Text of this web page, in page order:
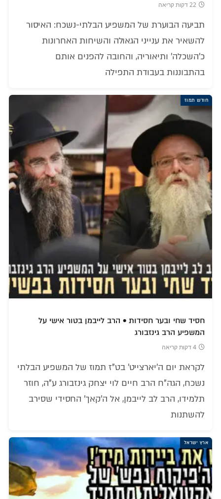
22 דקות קריאה
תביעה הבוערת של המשפיע הבלתי-נשכח: האיסור
להשאיר את ענייני הגאולה והשיחות האחרונות
כ'השכלה' ותיאוריה, והחובה להפנים אותם
בהתבוננות בעבודת התפילה
חודש תמוז
חסיד שחי ובער חסידות • הרב לייבמן בטור אישי על
המשפיע הרב גינזבורג
4 דקות קריאה
לקראת יום ה'יארצייט' בט"ז תמוז של המשפיע הבלתי
נשכח, הגה"ח הרב חיים לוי יצחק גינזבורג ע"ה, חוזר
תלמידו, הרב לב לייבמן, אל ה'קאך' החסידי שסירב
להשתנות
ארץ ישראל